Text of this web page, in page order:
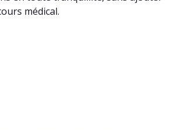
médical.